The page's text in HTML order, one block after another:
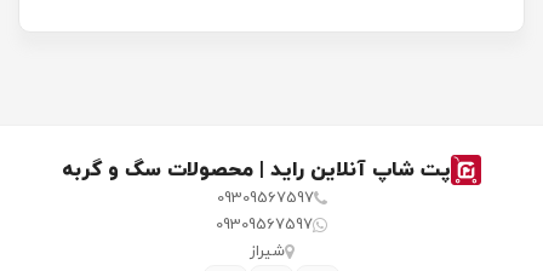
پت شاپ آنلاین راید | محصولات سگ و گربه
09309567597
09309567597
شیراز